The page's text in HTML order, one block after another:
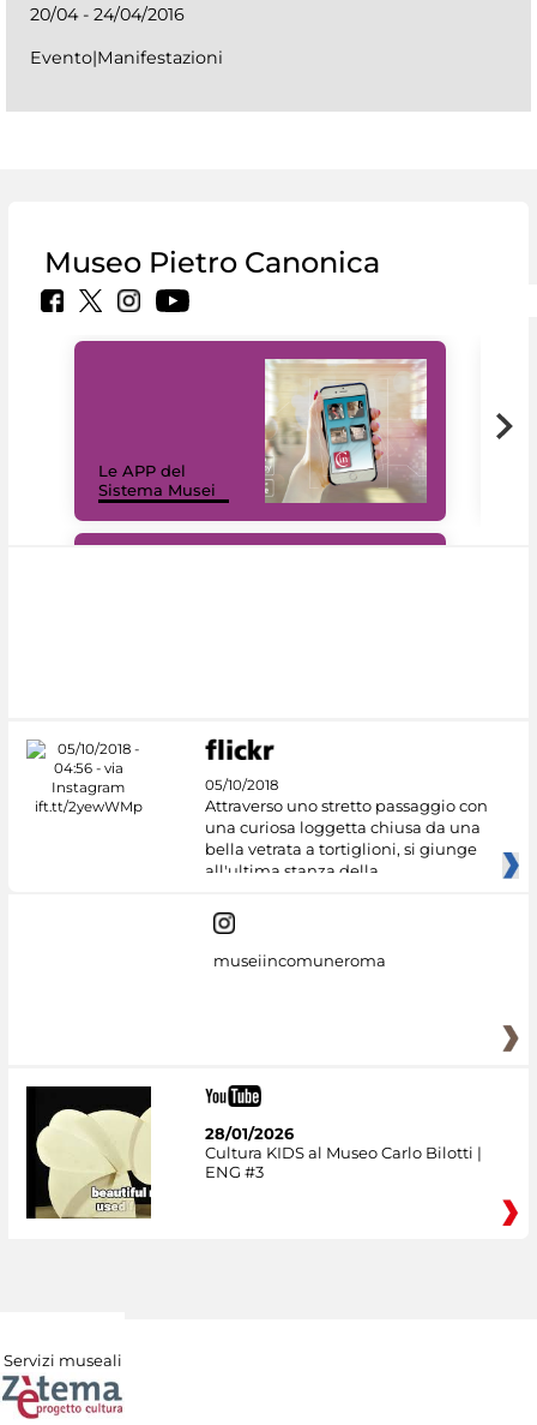
20/04 - 24/04/2016
Evento|Manifestazioni
Museo Pietro Canonica
Le APP del
Sistema Musei
05/10/2018
Attraverso uno stretto passaggio con
una curiosa loggetta chiusa da una
bella vetrata a tortiglioni, si giunge
all'ultima stanza della
museiincomuneroma
28/01/2026
Cultura KIDS al Museo Carlo Bilotti |
ENG #3
Servizi museali